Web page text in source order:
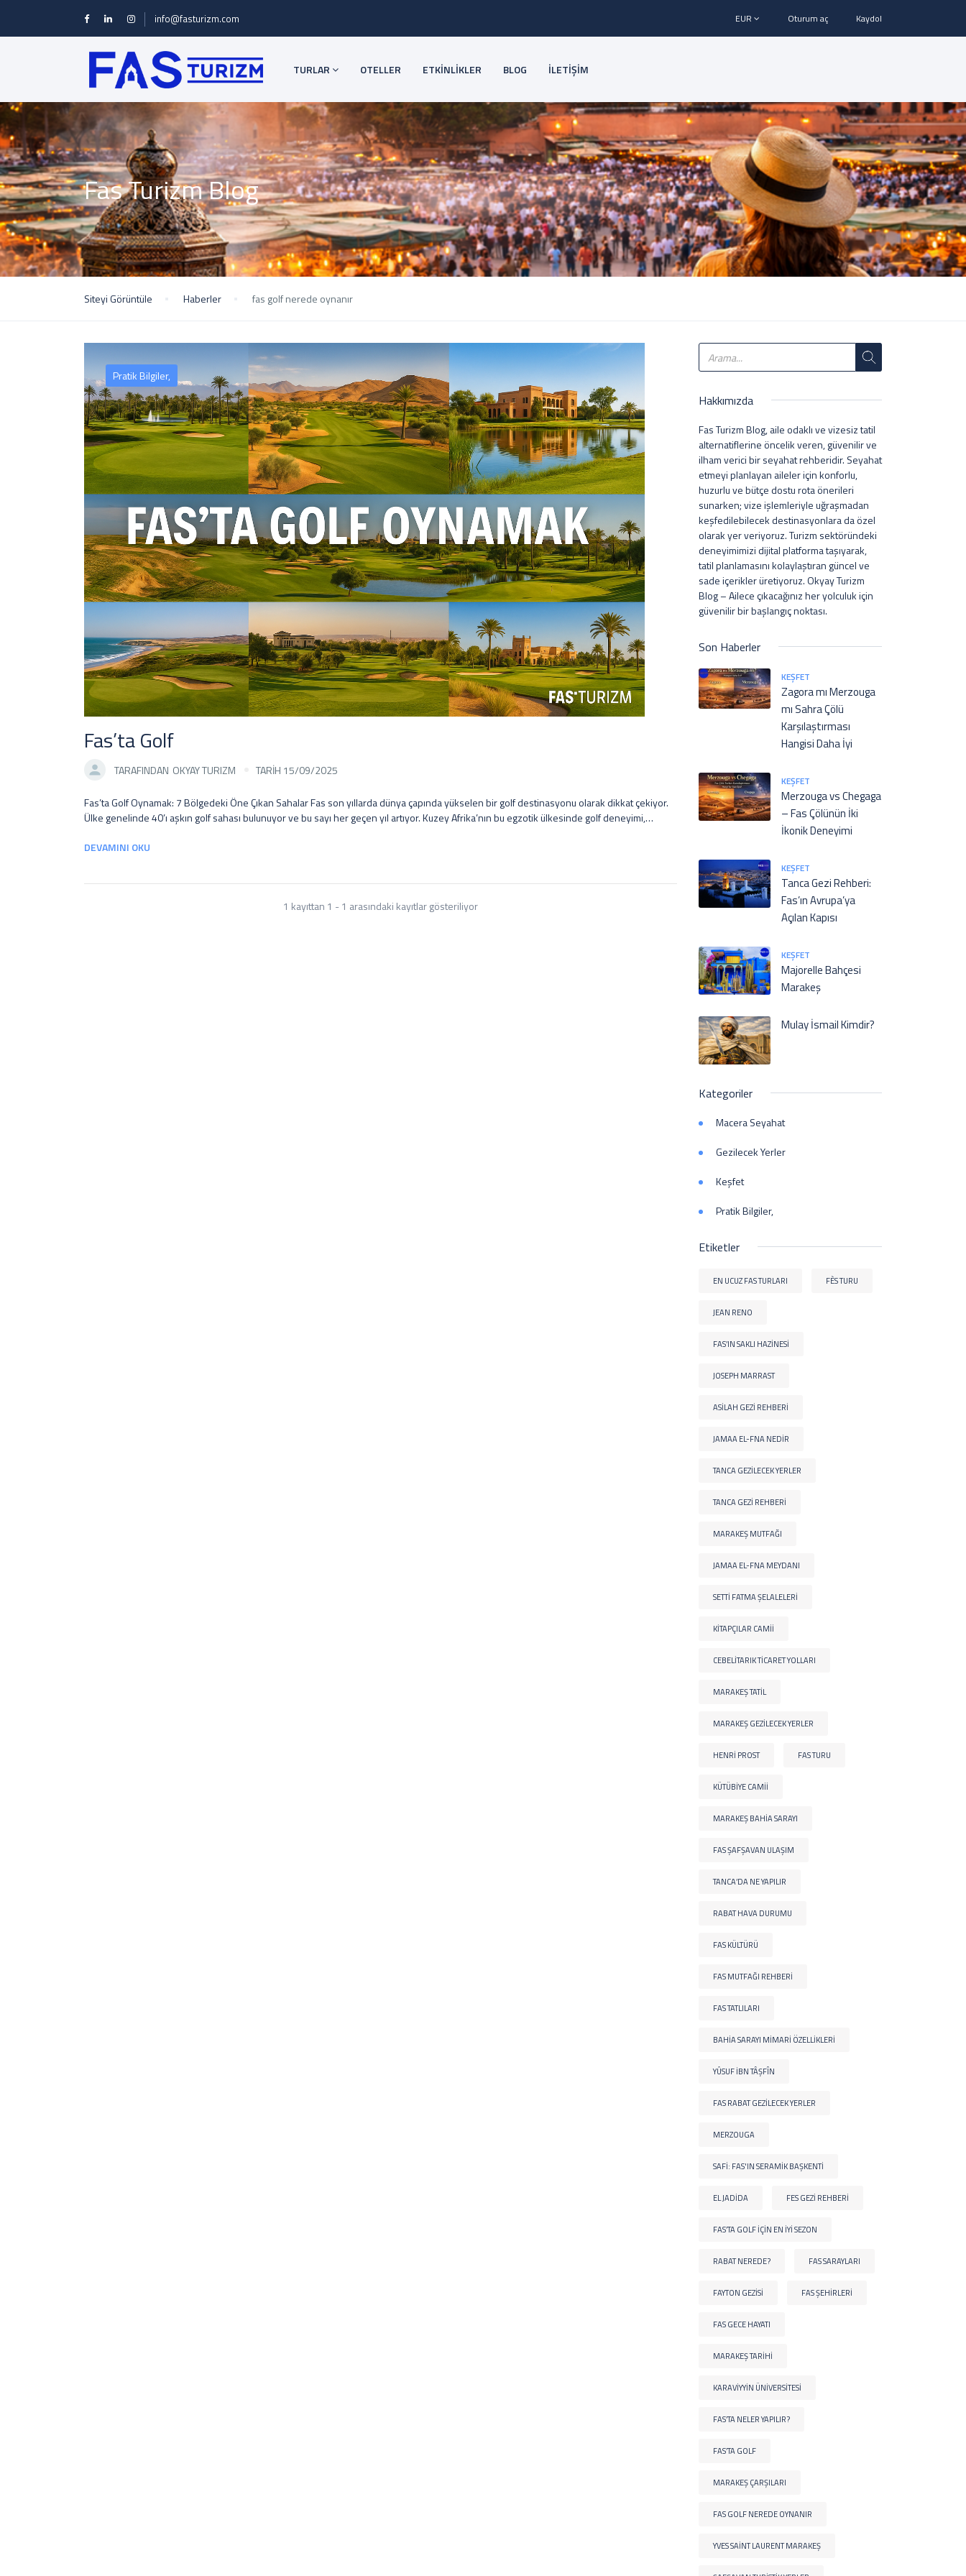
info@fasturizm.com EUR Oturum aç Kaydol
TURLAR OTELLER ETKİNLİKLER BLOG İLETİŞİM
Fas Turizm Blog
Siteyi Görüntüle Haberler fas golf nerede oynanır
Pratik Bilgiler,
Fas’ta Golf
TARAFINDAN OKYAY TURIZM TARİH 15/09/2025
Fas’ta Golf Oynamak: 7 Bölgedeki Öne Çıkan Sahalar Fas son yıllarda dünya çapında yükselen bir golf destinasyonu olarak dikkat çekiyor. Ülke genelinde 40’ı aşkın golf sahası bulunuyor ve bu sayı her geçen yıl artıyor. Kuzey Afrika’nın bu egzotik ülkesinde golf deneyimi, sadece sporla sınırlı kalmayıp zengin tarih, kültür ve doğal güzelliklerle iç içe geçiyor. Üstelik Türkiye’den Kazablanka veya Marakeş gibi şehirlere yaklaşık 5 saatlik direkt uçuşlarla ulaşım mümkün. Fas’ın yıl boyu ılıman iklimi ve güneşli havası sayesinde özellikle kış aylarında burada golf oynamak gerçek bir keyif haline geliyor. Avrupa’nın büyük kısmı soğuk kış koşullarındayken, Fas’ta yemyeşil fairway’lerde kısa kollu formalarla golf oynayabilirsiniz. Ülkede pek çok saha dünyaca ünlü tasarımcılar tarafından dizayn edilmiş; her biri farklı coğrafi güzellikler arasında yer alıyor. Uygun green fee ücretleri ve düşük taşıyıcı (caddie) ücretleri ise Fas’ı yurt dışı golf seyahatleri için cazip kılan diğer unsurlar arasında. Türk golf tutkunları, Fas’ı tercih ederek hem kaliteli sahalarda oynama fırsatı bulacak hem de kültürel açıdan kendilerini yakın hissedecekleri bir coğrafyada tatil yapmanın ayrıcalığını yaşayacaklar. Aşağıda Marakeş, Agadir, Rabat, El Jadida, Kazablanka, Fes ve Essaouira bölgelerindeki öne çıkan golf sahalarını ve bu bölgelerde golf oynamanın avantajlarını inceleyeceğiz. Her bir bölge, kendine has coğrafyası ve atmosferiyle Türk golf severler için unutulmaz deneyimler vadediyor. Marrakeş Bölgesi: Fas denilince golf tutkunlarının aklına ilk gelen yer, büyüleyici atmosferiyle Marrakeş’tir. “Golf cenneti” olarak anılan Marrakeş, 1920’lerden bu yana süregelen köklü golf geleneğiyle ülkenin golf başkenti konumundadır. Günümüzde şehir civarında irili ufaklı yaklaşık 12 adet golf sahası bulunur ve her biri farklı karakterdedir. Karlı Atlas Dağları’nın eteklerinde golf oynama ayrıcalığı sunan bu sahalar, kış aylarında bile güneşli ve ılık bir havada oynanabildiği için özellikle tercih edilmektedir. Marrakeş’e İstanbul’dan haftanın her günü direkt uçuş bulunması da ulaşımı kolaylaştırıyor; uçuşlar ortalama 5 saat 15 dakika sürüyor. Şehrin uluslararası standartlardaki lüks otelleri, spa merkezleri ve zengin mutfağı da golf tatilini kusursuz bir deneyime dönüştürüyor. Yeni açılan modern sahaların çokluğu, makul ücretler ve iyi hizmet kalitesi sayesinde Marrakeş, golf turizmi açısından bugün en popüler rotalardan biri haline gelmiştir. Marrakeş’te birbirinden çekici birçok saha arasında öne çıkanlar şunlardır: Royal Golf Marrakech – 1927’de açılan bu tarihi saha, Fas’taki en eski ikinci golf sahası olma özelliğini taşır. 18 delikli “Old Course”, portakal ağaçları, okaliptüsler, palmiyeler ve diğer egzotik bitkilerle bezenmiş adeta bir botanik bahçesidir. Zorluk seviyesi günümüz standartlarına göre çok yüksek olmamakla birlikte (back tee uzunluğu 5.866 m), büyüleyici atmosferi ve 15.000 ağaçlık yemyeşil peyzajı ile oyuncuları kendine hayran bırakır. Winston Churchill, Dwight Eisenhower gibi ünlü isimlerin de geçmişte burada golf oynamış olması sahaya ayrı bir prestij katıyor. 2019’da yenilenen kulüp binasının terasında, 18 deliğin ardından Atlas Dağları manzarasına karşı yorgunluk kahvenizi yudumlamak unutulmaz bir keyif olacaktır. Assoufid Golf Club – 2014 yılında açılan ve Marrakeş merkeze 20 dakika mesafede bulunan Assoufid, çölün doğal dokusunu koruyan çöl stili bir parkurdur. İskoç golf mimarı Niall Cameron’ın tasarladığı 6.440 metrelik saha, kaktüsler ve zeytin ağaçları arasında uzanan dalgalı fairway’leri ile her seviyeden golfçüye hitap eder. 2017 yılında “Afrika’nın En İyi Golf Sahası” ödülünü alan Assoufid, cesur oyun stratejilerini sınayan zorlu bir parkur olarak ün kazanmıştır. Su engeli bulunmamasına rağmen, geniş fairway’lerin dışına düşen riskli vuruşlar ciddi cezalarla sonuçlanabiliyor. Özellikle 17. deliği, arka plandaki muhteşem Atlas Dağları manzarasıyla, hafızalara kazınacak güzellikte bir imza deliğidir. Fairmont Royal Palm Golf & Country Club – Ünlü mimar Cabell B. Robinson imzalı bu lüks tesis, Atlas Dağları’nın en güzel panoramik manzaralarını sunan Marrakeş’teki belki de en çarpıcı sahadır. 75 hektarlık alana yayılan 6.608 metrelik 18 delikli parkur, vadiler ve palmiyeler arasında doğal dokuya uyumlu biçimde tasarlanmıştır. Bakımlı fairway’lerin kenarları begonviller ve zakkumlarla süslüdür ve her bir deliğin tasarımında oyuncuya farklı teknik meydan okumalar sunulur. Örneğin kısa olmasına rağmen riskli bir vuruş gerektiren 3 numaralı par-4 deliği veya green’i koruyan su engeliyle ünlü 7 numaralı par-3 deliği, oyuncuların karar verme becerilerini sınar. Sahadaki en büyük avantaj, her adımda karşınıza çıkan heybetli Atlas manzarasıdır – oyun boyunca kartpostal güzelliğindeki dağ silüeti size eşlik eder. Royal Palm’ın 1500 m²lik görkemli kulüp evi ve dünya standartlarındaki tesisleri sayesinde, Marrakeş’te golf aynı zamanda bir lüks ve konfor deneyimine dönüşür. Marrakeş bölgesinde bunların yanı sıra Al Maaden, Amelkis, Samanah, Montgomerie Marrakech ve PalmGolf Ourika gibi birçok kaliteli saha da bulunur. Her biri farklı tasarımları ve manzaralarıyla her gün için ayrı bir golf deneyimi sunmaktadır. Örneğin, Al Maaden Golf Resort dikdörtgen havuzları ve açık hava heykelleriyle sanat parkı atmosferini golfle birleştirirken, Ourika sahası Troon Golf yönetiminde modern bir tesis olarak öne çıkar. Marrakeş’te golf oynamanın en büyük avantajı, çeşitlilik ve hava koşullarıdır: Bir hafta kalarak her gün farklı bir sahada, güneş altında golf oynayabilir, akşamları ise Marrakeş’in otantik çarşıları ve lezzetli Fas mutfağı ile kültürel açıdan zengin bir tatil geçirebilirsiniz. Agadir Bölgesi: Atlas Okyanusu kıyısında yer alan Agadir, yıl boyu güneş alan iklimi ve geniş kumsallarıyla Fas’ın en ünlü tatil beldelerinden biridir. Hem adrenalin arayanlar için sörf, kiteboard gibi su sporları imkânları sunar hem de dingin bir sahil tatili isteyenleri memnun eder. Golf bakımından ise Agadir, 7 adet golf sahası ile (toplam 126 delik) bir haftalık dolu dolu bir golf programını kaldırabilecek kapasitededir. Şehir merkezindeki ve yakın çevresindeki dört büyük golf kompleksi ile kuzeydeki Taghazout koyundaki sahalar, çeşitli tasarım ve zorluk dereceleriyle her gün için farklı bir oyun deneyimi sağlar. Üstelik Agadir Al Massira Havalimanı’na Avrupa’dan birçok düşük maliyetli havayolu direkt uçuş düzenlemektedir; dolayısıyla ulaşım Avrupa golfçüleri için de oldukça rahattır. Okyanus iklimi sayesinde yazın bunaltıcı sıcaklar yaşanmaz, kışın ise hava ılıman kalır – bu da Agadir’i her mevsim golf oynanabilir bir destinasyon yapmaktadır. Gündüzleri sahada geçirilen enerjik saatlerin ardından akşamüstü okyanus kıyısında gün batımını izlemek, yerel pazarlarda (souk) alışveriş yapmak veya sahilde nane çayı eşliğinde dinlenmek Agadir golf tatilinin keyifli parçalarındandır. Agadir bölgesindeki öne çıkan golf sahaları ise şunlardır: Golf du Soleil – Şehir merkezine yaklaşık 10 km mesafede yer alan bu dev golf kompleksi, 36 delikli yapısıyla Agadir’in en büyük tesisi konumundadır. Kompleks içinde farklı karakterlere sahip iki adet 18 delikli parkur bulunur: Championship (Şampiyona) ve Tikida sahaları. Palmiyeler ve göletlerle çevrili Championship parkuru, 2011 yılında Ladies European Tour kapsamındaki Lalla Meryem Kupası’na ev sahipliği yapmış olup hem tatilci golfçüler hem de profesyoneller için yeterli zorlukta olduğunu kanıtlamıştır. Tikida parkuru ise daha kısa olsa da (par 72, 6.000 m civarı) keyifli bir resort golf deneyimi sunar; özellikle her iki parkurda da final deliği olarak tasarlanan ve kulüp binasının önündeki gölet üzerinden atış gerektiren kısa par-3’ler oldukça heyecan vericidir. Golf du Soleil’in ferah fairway’lerinde oynarken, Agadir’in ışıl ışıl güneşi ve palmiye ağaçlarıyla bezelı manzara size eşlik eder. Sahanın tasarımı oyuncuyu zorlamaktan ziyade keyif almaya teşvik eder; bu yönüyle hem yeni başlayanlar hem de deneyimli golfçüler için idealdir. Tazegzout Golf – Agadir’e 15 dakika mesafedeki Taghazout Koyu’nda yükselen bu saha, Atlas Okyanusu’na nazır tepeler üzerinde kurulmuştur. Ünlü mimar Kyle Phillips’in imzasını taşıyan parkur, 80 metre rakımdan muhteşem kıyı manzaraları sunar ve sürdürülebilir tasarım yaklaşımıyla dikkat çeker. Argan ağaçlarıyla çevrili doğal peyzaj içinde tasarlanan 18 delikli saha, engebeli yapısı ve zorlayıcı green’leriyle teknik bir oyun arayanlara hitap eder. Özellikle son kısımdaki uçurum kenarından geçen üç delik, oyunculara unutulmaz bir manzara ve meydan okuma sunar. Tazegzout Golf, 2014 yılında açıldığından bu yana hem yerel hem yabancı golfçülerin övgüsünü toplamış; “uçurumun kenarında golf” deneyimiyle hafızalarda yer etmiştir. Bu sahada oynarken, okyanus melteminin serinletici etkisi altında her vuruşunuzu daha stratejik planladığınızı fark edeceksiniz. Golf Les Dunes – 1991 yılında ünlü tasarımcı Cabell B. Robinson tarafından dizayn edilen Les Dunes, adından da anlaşılacağı üzere kum tepeleri ve doğal kum zemine entegre olmuş 27 delikli bir komplekstir. Üç farklı 9 delikli parkuru (Oued, Tamaris, Eucalyptus) ile her turda farklı bir kombinasyon sunar. Oued parkuru dar ve dalgalı fairway’leri ile isabetli sürüşler gerektirirken, Tamaris parkuru su engellerini stratejik olarak devreye sokar, Eucalyptus parkuru ise daha açık alanlarda oynanır ancak rüzgâra açıktır. Tüm parkurların zemini kalın bir kum tabakası üzerinde olduğundan fairway’ler hızlı ve sıkı bir oyun zemini sağlar, bu da topun sekme ve yuvarlanma mesafesini artırarak linksgolf tarzı bir deneyim yaratır. Les Dunes’un ünü, 2000’lerde Avrupa Challenge Tour turnuvalarına ev sahipliği yapmasıyla pekişmiştir. Aynı zamanda çevresindeki okaliptüs ağaçları ve göletler sayesinde göze de hitap eden bir peyzaja sahiptir. Golf sonrası, kulüp binasının terasında Eucalyptus ormanının ferahlatıcı kokusu eşliğinde dinlenmek Agadir’de golf oynamanın ayrı bir huzurlu yönüdür. Bunların dışında Agadir’de, Golf de l’Océan adında 27
DEVAMINI OKU
1 kayıttan 1 - 1 arasındaki kayıtlar gösteriliyor
Hakkımızda
Fas Turizm Blog, aile odaklı ve vizesiz tatil
alternatiflerine öncelik veren, güvenilir ve
ilham verici bir seyahat rehberidir. Seyahat
etmeyi planlayan aileler için konforlu,
huzurlu ve bütçe dostu rota önerileri
sunarken; vize işlemleriyle uğraşmadan
keşfedilebilecek destinasyonlara da özel
olarak yer veriyoruz. Turizm sektöründeki
deneyimimizi dijital platforma taşıyarak,
tatil planlamasını kolaylaştıran güncel ve
sade içerikler üretiyoruz. Okyay Turizm
Blog – Ailece çıkacağınız her yolculuk için
güvenilir bir başlangıç noktası.
Son Haberler
KEŞFET
Zagora mı Merzouga
mı Sahra Çölü
Karşılaştırması
Hangisi Daha İyi
KEŞFET
Merzouga vs Chegaga
– Fas Çölünün İki
İkonik Deneyimi
KEŞFET
Tanca Gezi Rehberi:
Fas’ın Avrupa’ya
Açılan Kapısı
KEŞFET
Majorelle Bahçesi
Marakeş
Mulay İsmail Kimdir?
Kategoriler
Macera Seyahat
Gezilecek Yerler
Keşfet
Pratik Bilgiler,
Etiketler
EN UCUZ FAS TURLARI FÈS TURU
JEAN RENO
FAS’IN SAKLI HAZINESI
JOSEPH MARRAST
ASILAH GEZI REHBERI
JAMAA EL-FNA NEDIR
TANCA GEZILECEK YERLER
TANCA GEZI REHBERI
MARAKEŞ MUTFAĞI
JAMAA EL-FNA MEYDANI
SETTI FATMA ŞELALELERI
KITAPÇILAR CAMII
CEBELITARIK TICARET YOLLARI
MARAKEŞ TATIL
MARAKEŞ GEZILECEK YERLER
HENRI PROST FAS TURU
KÜTÜBIYE CAMII
MARAKEŞ BAHIA SARAYI
FAS ŞAFŞAVAN ULAŞIM
TANCA’DA NE YAPILIR
RABAT HAVA DURUMU
FAS KÜLTÜRÜ
FAS MUTFAĞI REHBERI
FAS TATLILARI
BAHIA SARAYI MIMARI ÖZELLIKLERI
YÛSUF IBN TÂŞFÎN
FAS RABAT GEZILECEK YERLER
MERZOUGA
SAFI: FAS'IN SERAMIK BAŞKENTI
EL JADIDA FES GEZI REHBERI
FAS’TA GOLF IÇIN EN IYI SEZON
RABAT NEREDE? FAS SARAYLARI
FAYTON GEZISI FAS ŞEHIRLERI
FAS GECE HAYATI
MARAKEŞ TARIHI
KARAVIYYIN ÜNIVERSITESI
FAS’TA NELER YAPILIR?
FAS’TA GOLF
MARAKEŞ ÇARŞILARI
FAS GOLF NEREDE OYNANIR
YVES SAINT LAURENT MARAKEŞ